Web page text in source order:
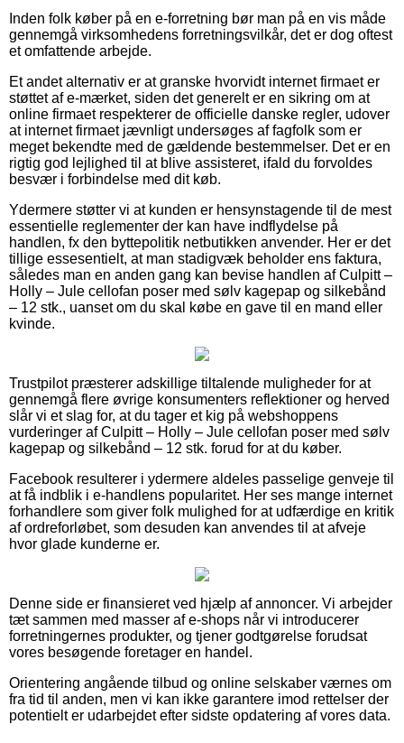
Inden folk køber på en e-forretning bør man på en vis måde
gennemgå virksomhedens forretningsvilkår, det er dog oftest
et omfattende arbejde.
Et andet alternativ er at granske hvorvidt internet firmaet er
støttet af e-mærket, siden det generelt er en sikring om at
online firmaet respekterer de officielle danske regler, udover
at internet firmaet jævnligt undersøges af fagfolk som er
meget bekendte med de gældende bestemmelser. Det er en
rigtig god lejlighed til at blive assisteret, ifald du forvoldes
besvær i forbindelse med dit køb.
Ydermere støtter vi at kunden er hensynstagende til de mest
essentielle reglementer der kan have indflydelse på
handlen, fx den byttepolitik netbutikken anvender. Her er det
tillige essesentielt, at man stadigvæk beholder ens faktura,
således man en anden gang kan bevise handlen af Culpitt –
Holly – Jule cellofan poser med sølv kagepap og silkebånd
– 12 stk., uanset om du skal købe en gave til en mand eller
kvinde.
Trustpilot præsterer adskillige tiltalende muligheder for at
gennemgå flere øvrige konsumenters reflektioner og herved
slår vi et slag for, at du tager et kig på webshoppens
vurderinger af Culpitt – Holly – Jule cellofan poser med sølv
kagepap og silkebånd – 12 stk. forud for at du køber.
Facebook resulterer i ydermere aldeles passelige genveje til
at få indblik i e-handlens popularitet. Her ses mange internet
forhandlere som giver folk mulighed for at udfærdige en kritik
af ordreforløbet, som desuden kan anvendes til at afveje
hvor glade kunderne er.
Denne side er finansieret ved hjælp af annoncer. Vi arbejder
tæt sammen med masser af e-shops når vi introducerer
forretningernes produkter, og tjener godtgørelse forudsat
vores besøgende foretager en handel.
Orientering angående tilbud og online selskaber værnes om
fra tid til anden, men vi kan ikke garantere imod rettelser der
potentielt er udarbejdet efter sidste opdatering af vores data.